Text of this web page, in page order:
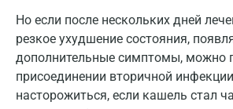
Но если после нескольких дней
резкое ухудшение состояния,
дополнительные симптомы, можно
присоединении вторичной
насторожиться, если кашель стал
Долгопрудный
Домодедово
Екатеринбург